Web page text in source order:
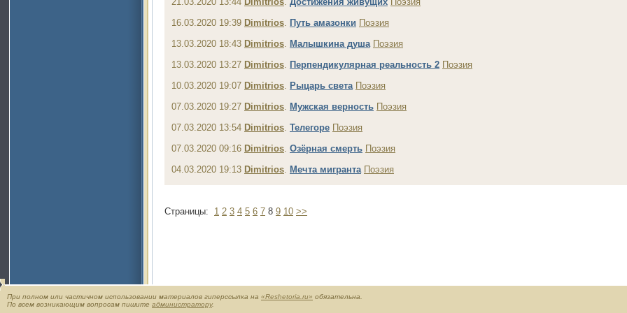
16.03.2020 19:39 Dimitrios. Путь амазонки Поэзия
13.03.2020 18:43 Dimitrios. Малышкина душа Поэзия
13.03.2020 13:27 Dimitrios. Перпендикулярная реальность 2 Поэзия
10.03.2020 19:07 Dimitrios. Рыцарь света Поэзия
07.03.2020 19:27 Dimitrios. Мужская верность Поэзия
07.03.2020 13:54 Dimitrios. Телегоре Поэзия
07.03.2020 09:16 Dimitrios. Озёрная смерть Поэзия
04.03.2020 19:13 Dimitrios. Мечта мигранта Поэзия
Страницы: 1 2 3 4 5 6 7 8 9 10 >>
При полном или частичном использовании материалов гиперссылка на «Reshetoria.ru» обязательна.
По всем возникающим вопросам пишите администратору.